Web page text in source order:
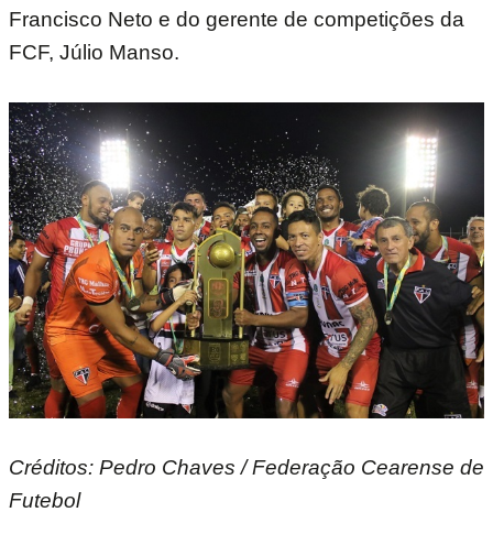
Francisco Neto e do gerente de competições da
FCF, Júlio Manso.
Créditos: Pedro Chaves / Federação Cearense de
Futebol